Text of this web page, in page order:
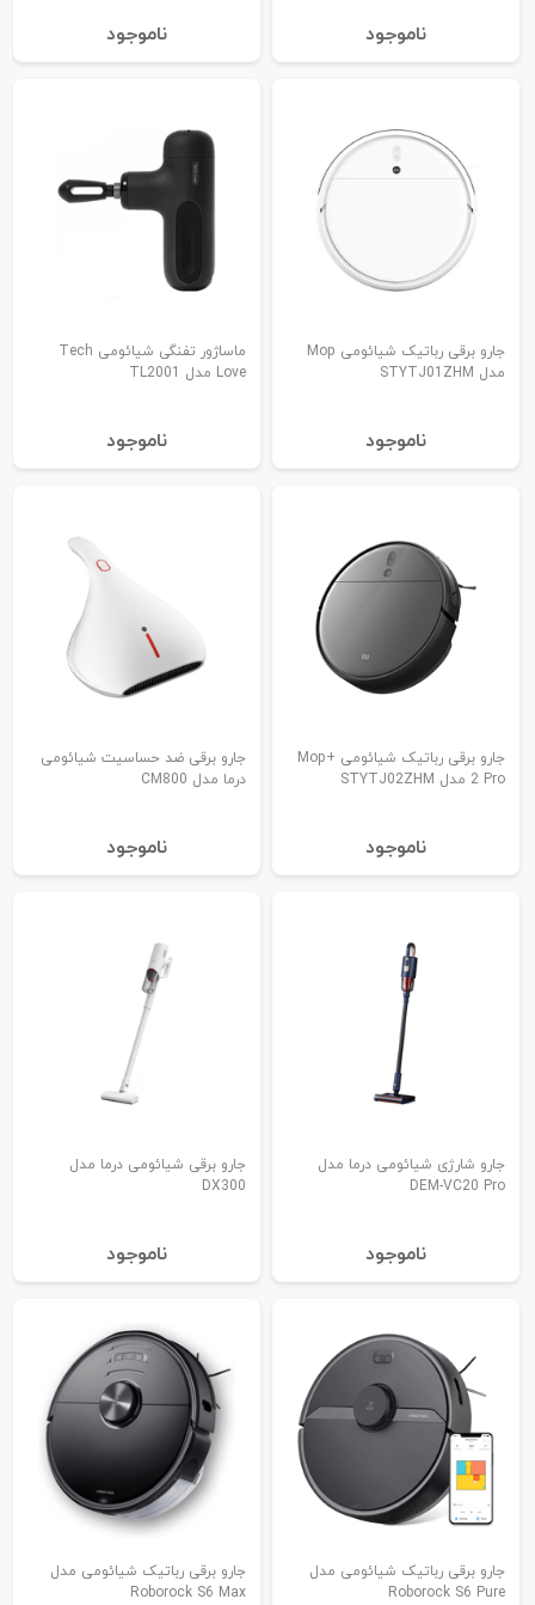
نا‌موجود نا‌موجود
جارو برقی رباتیک شیائومی Mop
مدل STYTJ01ZHM
نا‌موجود
ماساژور تفنگی شیائومی Tech
Love مدل TL2001
نا‌موجود
جارو برقی رباتیک شیائومی +Mop
2 Pro مدل STYTJ02ZHM
نا‌موجود
جارو برقی ضد حساسیت شیائومی
درما مدل CM800
نا‌موجود
جارو شارژی شیائومی درما مدل
DEM-VC20 Pro
نا‌موجود
جارو برقی شیائومی درما مدل
DX300
نا‌موجود
جارو برقی رباتیک شیائومی مدل
Roborock S6 Pure
جارو برقی رباتیک شیائومی مدل
Roborock S6 Max